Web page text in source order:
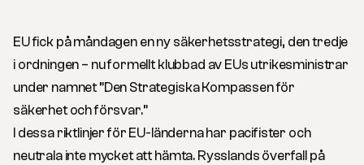
EU fick på måndagen en ny säkerhetsstrategi, den tredje
i ordningen – nu formellt klubbad av EUs utrikesministrar
under namnet ”Den Strategiska Kompassen för
säkerhet och försvar.”
I dessa riktlinjer för EU-länderna har pacifister och
neutrala inte mycket att hämta. Rysslands överfall på